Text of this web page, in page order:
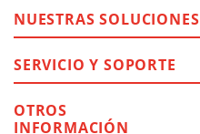
NUESTRAS SOLUCIONES
SERVICIO Y SOPORTE
OTROS
INFORMACIÓN